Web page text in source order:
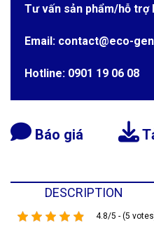
Tư vấn sản phẩm/hỗ trợ
Email: contact@eco-
Hotline: 0901 19 06 08
Báo giá
DESCRIPTION
4.8/5 - (5